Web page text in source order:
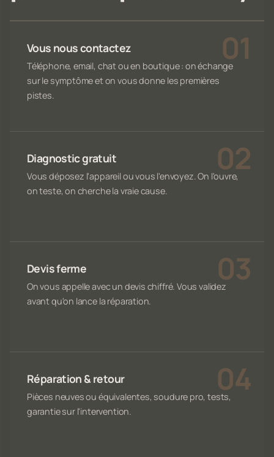
Vous nous contactez
Téléphone, email, chat ou en boutique : on échange
sur le symptôme et on vous donne les premières
pistes.
Diagnostic gratuit
Vous déposez l'appareil ou vous l'envoyez. On l'ouvre,
on teste, on cherche la vraie cause.
Devis ferme
On vous appelle avec un devis chiffré. Vous validez
avant qu'on lance la réparation.
Réparation & retour
Pièces neuves ou équivalentes, soudure pro, tests,
garantie sur l'intervention.